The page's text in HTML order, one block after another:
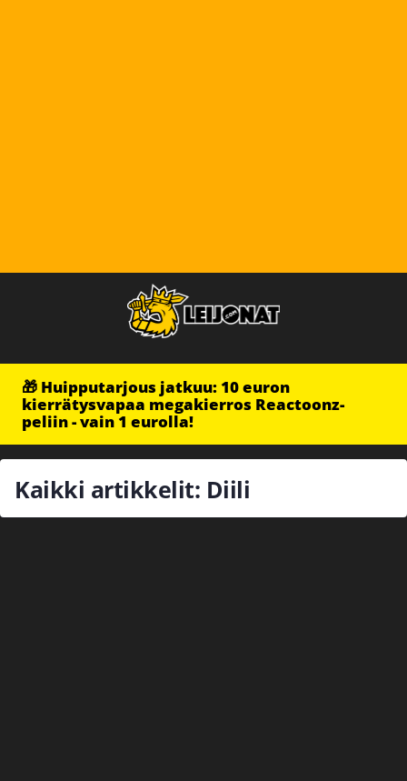
🎁 Huipputarjous jatkuu: 10 euron
kierrätysvapaa megakierros Reactoonz-
peliin - vain 1 eurolla!
Kaikki artikkelit: Diili